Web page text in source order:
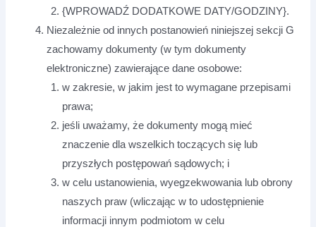
{WPROWADŹ DODATKOWE DATY/GODZINY}.
Niezależnie od innych postanowień niniejszej sekcji G
zachowamy dokumenty (w tym dokumenty
elektroniczne) zawierające dane osobowe:
w zakresie, w jakim jest to wymagane przepisami
prawa;
jeśli uważamy, że dokumenty mogą mieć
znaczenie dla wszelkich toczących się lub
przyszłych postępowań sądowych; i
w celu ustanowienia, wyegzekwowania lub obrony
naszych praw (wliczając w to udostępnienie
informacji innym podmiotom w celu